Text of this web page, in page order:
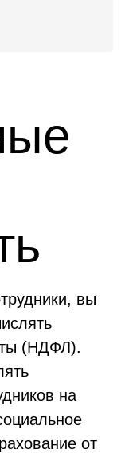
вы
(НДФЛ).
на
от